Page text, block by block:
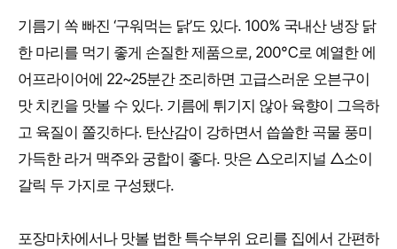
기름기 쏙 빠진 ‘구워먹는 닭’도 있다. 100% 국내산 냉장 닭
한 마리를 먹기 좋게 손질한 제품으로, 200℃로 예열한 에
어프라이어에 22~25분간 조리하면 고급스러운 오븐구이
맛 치킨을 맛볼 수 있다. 기름에 튀기지 않아 육향이 그윽하
고 육질이 쫄깃하다. 탄산감이 강하면서 씁쓸한 곡물 풍미
가득한 라거 맥주와 궁합이 좋다. 맛은 △오리지널 △소이
갈릭 두 가지로 구성됐다.
포장마차에서나 맛볼 법한 특수부위 요리를 집에서 간편하